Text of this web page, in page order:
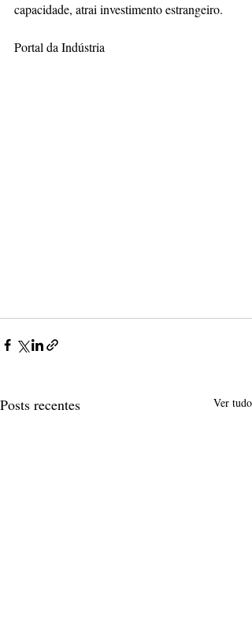
capacidade, atrai investimento estrangeiro.
Portal da Indústria
Posts recentes Ver tudo